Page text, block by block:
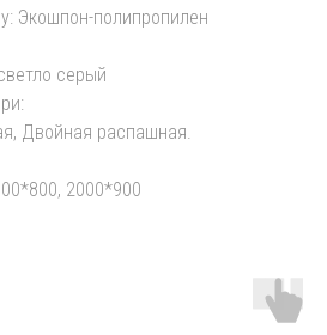
Экошпон-полипропилен
серый
Двойная распашная.
2000*900